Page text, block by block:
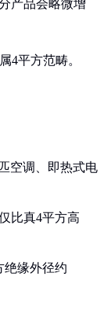
产品会略微增
4平方范畴。
空调、即热式电
比真4平方高
绝缘外径约